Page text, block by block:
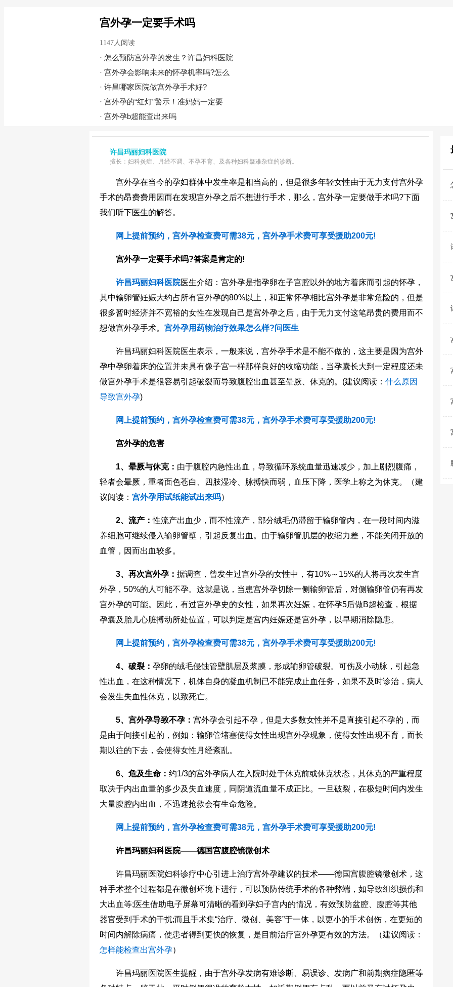
宫外孕一定要手术吗
1147人阅读
· 怎么预防宫外孕的发生？许昌妇科医院
· 宫外孕会影响未来的怀孕机率吗?怎么
· 许昌哪家医院做宫外孕手术好?
· 宫外孕的“红灯”警示！准妈妈一定要
· 宫外孕b超能查出来吗
许昌玛丽妇科医院
擅长：妇科炎症、月经不调、不孕不育、及各种妇科疑难杂症的诊断。
宫外孕在当今的孕妇群体中发生率是相当高的，但是很多年轻女性由于无力支付宫外孕
手术的昂费费用因而在发现宫外孕之后不想进行手术，那么，宫外孕一定要做手术吗?下面
我们听下医生的解答。
网上提前预约，宫外孕检查费可需38元，宫外孕手术费可享受援助200元!
宫外孕一定要手术吗?答案是肯定的!
许昌玛丽妇科医院医生介绍：宫外孕是指孕卵在子宫腔以外的地方着床而引起的怀孕，
其中输卵管妊娠大约占所有宫外孕的80%以上，和正常怀孕相比宫外孕是非常危险的，但是
很多暂时经济并不宽裕的女性在发现自己是宫外孕之后，由于无力支付这笔昂贵的费用而不
想做宫外孕手术。 宫外孕用药物治疗效果怎么样?问医生
许昌玛丽妇科医院医生表示，一般来说，宫外孕手术是不能不做的，这主要是因为宫外
孕中孕卵着床的位置并未具有像子宫一样那样良好的收缩功能，当孕囊长大到一定程度还未
做宫外孕手术是很容易引起破裂而导致腹腔出血甚至晕厥、休克的。(建议阅读： 什么原因
导致宫外孕)
网上提前预约，宫外孕检查费可需38元，宫外孕手术费可享受援助200元!
宫外孕的危害
1、晕厥与休克： 由于腹腔内急性出血，导致循环系统血量迅速减少，加上剧烈腹痛，
轻者会晕厥，重者面色苍白、四肢湿冷、脉搏快而弱，血压下降，医学上称之为休克。
（建
议阅读： 宫外孕用试纸能试出来吗）
2、流产：性流产出血少，而不性流产，部分绒毛仍滞留于输卵管内，在一段时间内滋
养细胞可继续侵入输卵管壁，引起反复出血。由于输卵管肌层的收缩力差，不能关闭开放的
血管，因而出血较多。
3、再次宫外孕： 据调查，曾发生过宫外孕的女性中，有10%～15%的人将再次发生宫
外孕，50%的人可能不孕。这就是说，当患宫外孕切除一侧输卵管后，对侧输卵管仍有再发
宫外孕的可能。因此，有过宫外孕史的女性，如果再次妊娠，在怀孕5后做B超检查，根据
孕囊及胎儿心脏搏动所处位置，可以判定是宫内妊娠还是宫外孕，以早期消除隐患。
网上提前预约，宫外孕检查费可需38元，宫外孕手术费可享受援助200元!
4、破裂： 孕卵的绒毛侵蚀管壁肌层及浆膜，形成输卵管破裂。可伤及小动脉，引起急
性出血，在这种情况下，机体自身的凝血机制已不能完成止血任务，如果不及时诊治，病人
会发生失血性休克，以致死亡。
5、宫外孕导致不孕： 宫外孕会引起不孕，但是大多数女性并不是直接引起不孕的，而
是由于间接引起的，例如：输卵管堵塞使得女性出现宫外孕现象，使得女性出现不育，而长
期以往的下去，会使得女性月经紊乱。
6、危及生命： 约1/3的宫外孕病人在入院时处于休克前或休克状态，其休克的严重程度
取决于内出血量的多少及失血速度，同阴道流血量不成正比。一旦破裂，在极短时间内发生
大量腹腔内出血，不迅速抢救会有生命危险。
网上提前预约，宫外孕检查费可需38元，宫外孕手术费可享受援助200元!
许昌玛丽妇科医院——德国宫腹腔镜微创术
许昌玛丽医院妇科诊疗中心引进上治疗宫外孕建议的技术——德国宫腹腔镜微创术，这
种手术整个过程都是在微创环境下进行，可以预防传统手术的各种弊端，如导致组织损伤和
大出血等;医生借助电子屏幕可清晰的看到孕妇子宫内的情况，有效预防盆腔、腹腔等其他
器官受到手术的干扰;而且手术集“治疗、微创、美容”于一体，以更小的手术创伤，在更短的
时间内解除病痛，使患者得到更快的恢复，是目前治疗宫外孕更有效的方法。
（建议阅读：
怎样能检查出宫外孕）
许昌玛丽医院医生提醒，由于宫外孕发病有难诊断、易误诊、发病广和前期病症隐匿等